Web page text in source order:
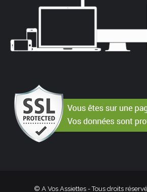
© A Vos Assiettes - Tous droits